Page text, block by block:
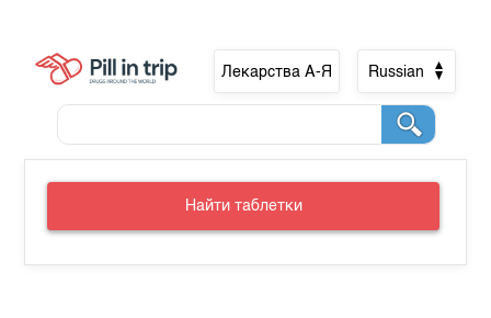
Лекарства А-Я Russian
Найти таблетки